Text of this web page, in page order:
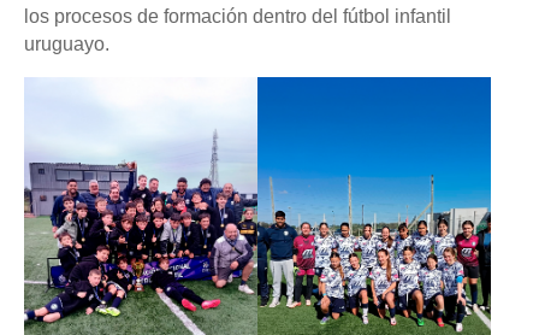
los procesos de formación dentro del fútbol infantil
uruguayo.